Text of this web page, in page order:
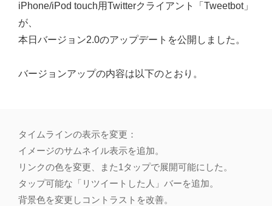
iPhone/iPod touch用Twitterクライアント「Tweetbot」
が、
本日バージョン2.0のアップデートを公開しました。
バージョンアップの内容は以下のとおり。
タイムラインの表示を変更：
イメージのサムネイル表示を追加。
リンクの色を変更、また1タップで展開可能にした。
タップ可能な「リツイートした人」バーを追加。
背景色を変更しコントラストを改善。